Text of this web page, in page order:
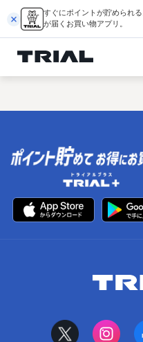
を
キ
すぐにポイントが貯められ
が届くお買い物アプリ。